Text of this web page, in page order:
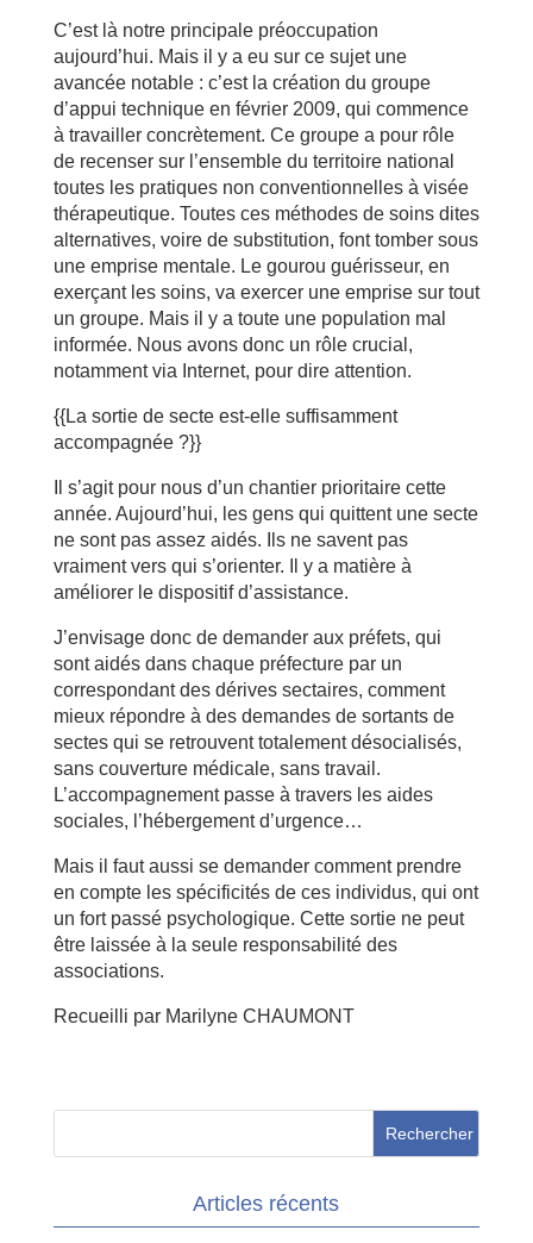
C’est là notre principale préoccupation
aujourd’hui. Mais il y a eu sur ce sujet une
avancée notable : c’est la création du groupe
d’appui technique en février 2009, qui commence
à travailler concrètement. Ce groupe a pour rôle
de recenser sur l’ensemble du territoire national
toutes les pratiques non conventionnelles à visée
thérapeutique. Toutes ces méthodes de soins dites
alternatives, voire de substitution, font tomber sous
une emprise mentale. Le gourou guérisseur, en
exerçant les soins, va exercer une emprise sur tout
un groupe. Mais il y a toute une population mal
informée. Nous avons donc un rôle crucial,
notamment via Internet, pour dire attention.
{{La sortie de secte est-elle suffisamment
accompagnée ?}}
Il s’agit pour nous d’un chantier prioritaire cette
année. Aujourd’hui, les gens qui quittent une secte
ne sont pas assez aidés. Ils ne savent pas
vraiment vers qui s’orienter. Il y a matière à
améliorer le dispositif d’assistance.
J’envisage donc de demander aux préfets, qui
sont aidés dans chaque préfecture par un
correspondant des dérives sectaires, comment
mieux répondre à des demandes de sortants de
sectes qui se retrouvent totalement désocialisés,
sans couverture médicale, sans travail.
L’accompagnement passe à travers les aides
sociales, l’hébergement d’urgence…
Mais il faut aussi se demander comment prendre
en compte les spécificités de ces individus, qui ont
un fort passé psychologique. Cette sortie ne peut
être laissée à la seule responsabilité des
associations.
Recueilli par Marilyne CHAUMONT
Articles récents